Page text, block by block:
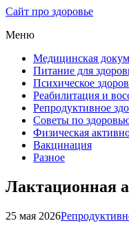
Сайт про здоровье
Меню
Медицинская
Питание для
Психическое
Реабилитация и
Репродуктивное
Советы по
Физическая
Вакцинация
Разное
Лактационная
25 мая 2026